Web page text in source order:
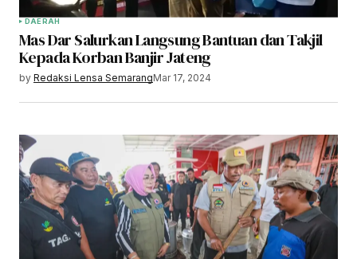
DAERAH
Mas Dar Salurkan Langsung Bantuan dan Takjil
Kepada Korban Banjir Jateng
by Redaksi Lensa SemarangMar 17, 2024